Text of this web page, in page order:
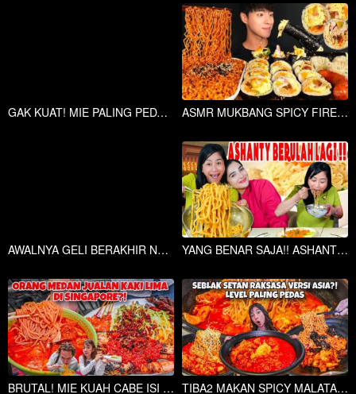
GAK KUAT! MIE PALING PEDAS YANG PERNAH GUE MAKAN!! LAMBUNG GUE SAMPE KENCENG !! ASMR MUKBANG SPICY FIRE NOODLES & KIMBAP & DUMPLINGS & SAUSAGE
AWALNYA GELI BERAKHIR NAGIH!! NIKMATNYA USUS KRISPI BUATAN ISTRI ADLY FAIRUZ!! YANG BENAR SAJA!! ASHANTY JUALANN MIE GORENG 20 RIBU DOANG!!
BRUTAL! MIE KUAH CABE ISI UDANG KAKI LIMA SINGAPORE TIBA2 MAKAN SPICY MALATANG DI SINGAPORE?! PRASMANAN BEBAS AMBIL SEPUASNYA!